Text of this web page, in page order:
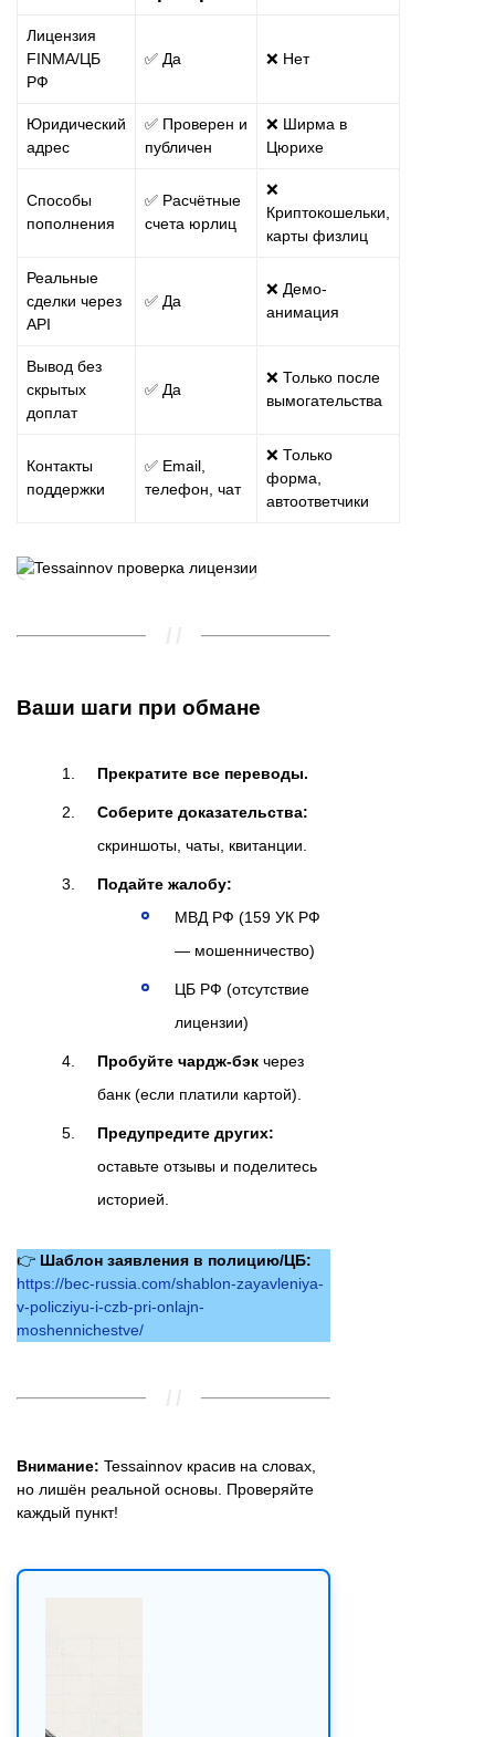
Лицензия
FINMA/ЦБ
РФ
✅ Да ❌ Нет
Юридический
адрес
✅ Проверен и
публичен
❌ Ширма в
Цюрихе
Способы
пополнения
✅ Расчётные
счета юрлиц
❌
Криптокошельки,
карты физлиц
Реальные
сделки через
API
✅ Да
❌ Демо-
анимация
Вывод без
скрытых
доплат
✅ Да
❌ Только после
вымогательства
Контакты
поддержки
✅ Email,
телефон, чат
❌ Только
форма,
автоответчики
Ваши шаги при обмане
Прекратите все переводы.
Соберите доказательства:
скриншоты, чаты, квитанции.
Подайте жалобу:
МВД РФ (159 УК РФ
— мошенничество)
ЦБ РФ (отсутствие
лицензии)
Пробуйте чардж-бэк через
банк (если платили картой).
Предупредите других:
оставьте отзывы и поделитесь
историей.
👉 Шаблон заявления в полицию/ЦБ:
https://bec-russia.com/shablon-zayavleniya-
v-policziyu-i-czb-pri-onlajn-
moshennichestve/
Внимание: Tessainnov красив на словах,
но лишён реальной основы. Проверяйте
каждый пункт!